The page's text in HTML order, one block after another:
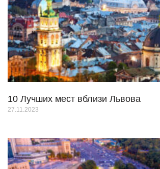
10 Лучших мест вблизи Львова
27.11.2023